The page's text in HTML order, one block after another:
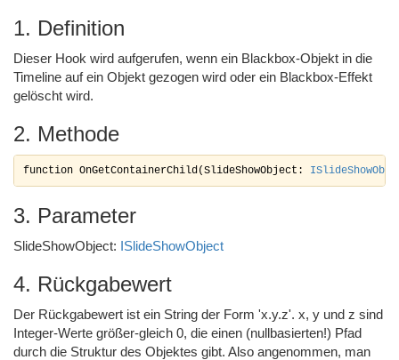
1. Definition
Dieser Hook wird aufgerufen, wenn ein Blackbox-Objekt in die
Timeline auf ein Objekt gezogen wird oder ein Blackbox-Effekt
gelöscht wird.
2. Methode
function OnGetContainerChild(SlideShowObject:
3. Parameter
SlideShowObject: ISlideShowObject
4. Rückgabewert
Der Rückgabewert ist ein String der Form 'x.y.z'. x, y und z sind
Integer-Werte größer-gleich 0, die einen (nullbasierten!) Pfad
durch die Struktur des Objektes gibt. Also angenommen, man